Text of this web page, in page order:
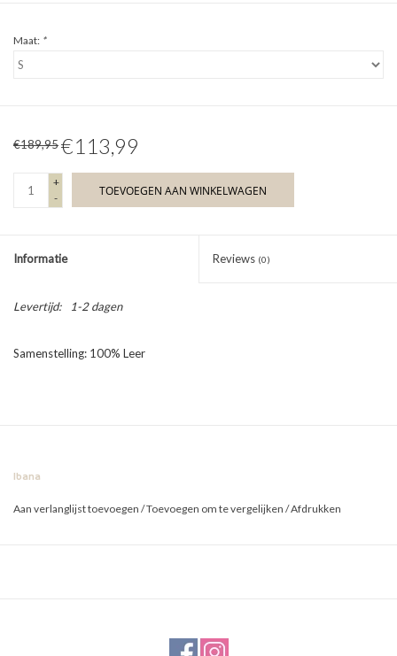
Maat: *
€189,95€113,99
+
-
TOEVOEGEN AAN WINKELWAGEN
Informatie Reviews (0)
Levertijd: 1-2 dagen
Samenstelling: 100% Leer
Ibana
Aan verlanglijst toevoegen /Toevoegen om te vergelijken /Afdrukken